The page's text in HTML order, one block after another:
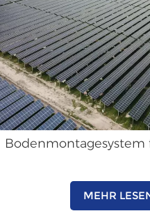
Bodenmontagesystem
MEHR